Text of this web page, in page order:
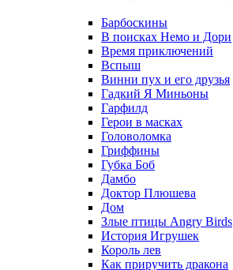
Барбоскины
В поисках Немо и Дори
Время приключений
Вспыш
Винни пух и его друзья
Гадкий Я Миньоны
Гарфилд
Герои в масках
Головоломка
Гриффины
Губка Боб
Дамбо
Доктор Плюшева
Дом
Злые птицы Angry Birds
История Игрушек
Король лев
Как приручить дракона